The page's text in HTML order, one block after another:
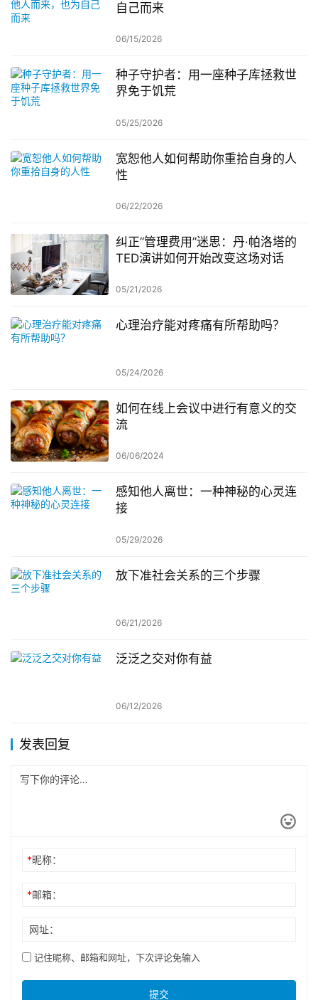
自己而来
06/15/2026
种子守护者：用一座种子库拯救世
界免于饥荒
05/25/2026
宽恕他人如何帮助你重拾自身的人
性
06/22/2026
纠正”管理费用”迷思：丹·帕洛塔的
TED演讲如何开始改变这场对话
05/21/2026
心理治疗能对疼痛有所帮助吗？
05/24/2026
如何在线上会议中进行有意义的交
流
06/06/2024
感知他人离世：一种神秘的心灵连
接
05/29/2026
放下准社会关系的三个步骤
06/21/2026
泛泛之交对你有益
06/12/2026
发表回复
*昵称：
*邮箱：
网址：
记住昵称、邮箱和网址，下次评论免输入
提交